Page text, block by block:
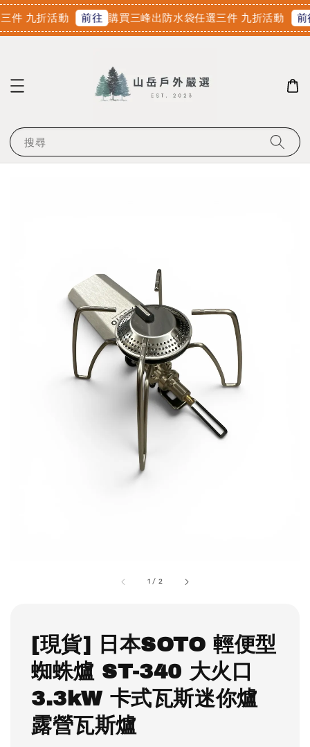
件 九折活動 前往 購買三峰出防水袋任選三件 九折活動 前往
搜尋
1 / 2
[現貨] 日本SOTO 輕便型
蜘蛛爐 ST-340 大火口
3.3kW 卡式瓦斯迷你爐
露營瓦斯爐